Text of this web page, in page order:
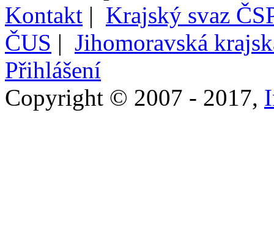
Kontakt | Krajský svaz
ČUS | Jihomoravská
Přihlášení
Copyright © 2007 - 2017,